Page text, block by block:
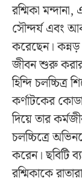
রশ্মিকা
সৌন্দর্য এবং
করেছেন। কন্নড়
জীবন শুরু
হিন্দি চলচ্চিত্র
কর্ণাটকের
দিয়ে তার
চলচ্চিত্রে
করেন। ছবিটি
রশ্মিকাকে